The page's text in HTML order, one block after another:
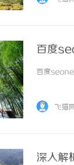
百度
百度
飞猫
深入解